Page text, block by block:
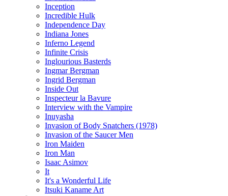
Inception
Incredible Hulk
Independence Day
Indiana Jones
Inferno Legend
Infinite Crisis
Inglourious Basterds
Ingmar Bergman
Ingrid Bergman
Inside Out
Inspecteur la Bavure
Interview with the Vampire
Inuyasha
Invasion of Body Snatchers (1978)
Invasion of the Saucer Men
Iron Maiden
Iron Man
Isaac Asimov
It
It's a Wonderful Life
Itsuki Kaname Art